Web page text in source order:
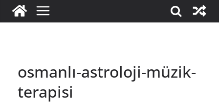
osmanlı-astroloji-müzik-
terapisi